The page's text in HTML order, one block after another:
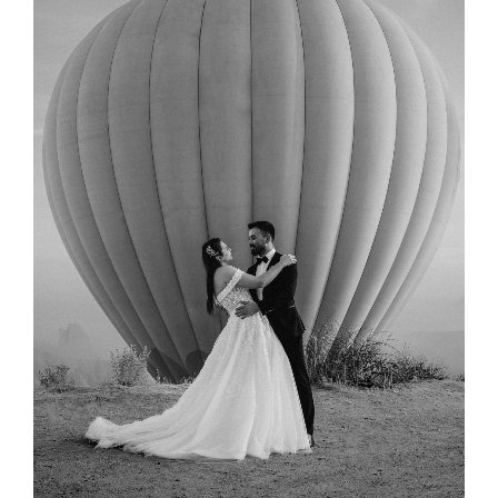
réception pour vous inspirer💐 Démonstration de
compositions florales pour une ambiance raffinée📅 Un
planning jour J offert à tous les visiteurs du stand🎁 Des
conseils personnalisés pour...